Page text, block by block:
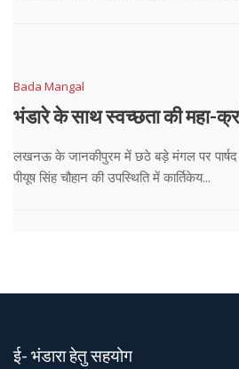
Bada Mangal
भंडारे के साथ स्वच्छता की महा-
लखनऊ के जानकीपुरम में छठे बड़े मंगल पर पार्षद
पीयूष सिंह चौहान की उपस्थिति में कार्तिकेय...
ई- भंडारा हेतु सहयोग